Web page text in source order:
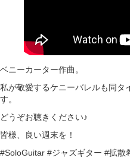
ベニーカーター作曲。
私が敬愛するケニーバレルも同タ
す。
どうぞお聴きください♪
皆様、良い週末を！
#SoloGuitar #ジャズギター #拡